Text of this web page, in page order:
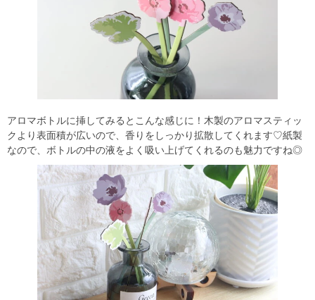
アロマボトルに挿してみるとこんな感じに！木製のアロマスティッ
クより表面積が広いので、香りをしっかり拡散してくれます♡紙製
なので、ボトルの中の液をよく吸い上げてくれるのも魅力ですね◎